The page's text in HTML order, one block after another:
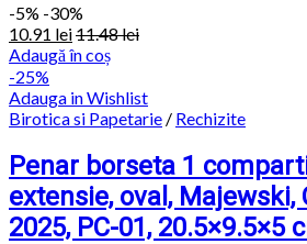
-5% -30%
10.91 lei11.48lei
Adaugă în coș
-25%
Adauga in Wishlist
Birotica si Papetarie / Rechizite
Penar borseta 1
extensie, oval, Majewski,
2025, PC-01, 20.5×9.5×5